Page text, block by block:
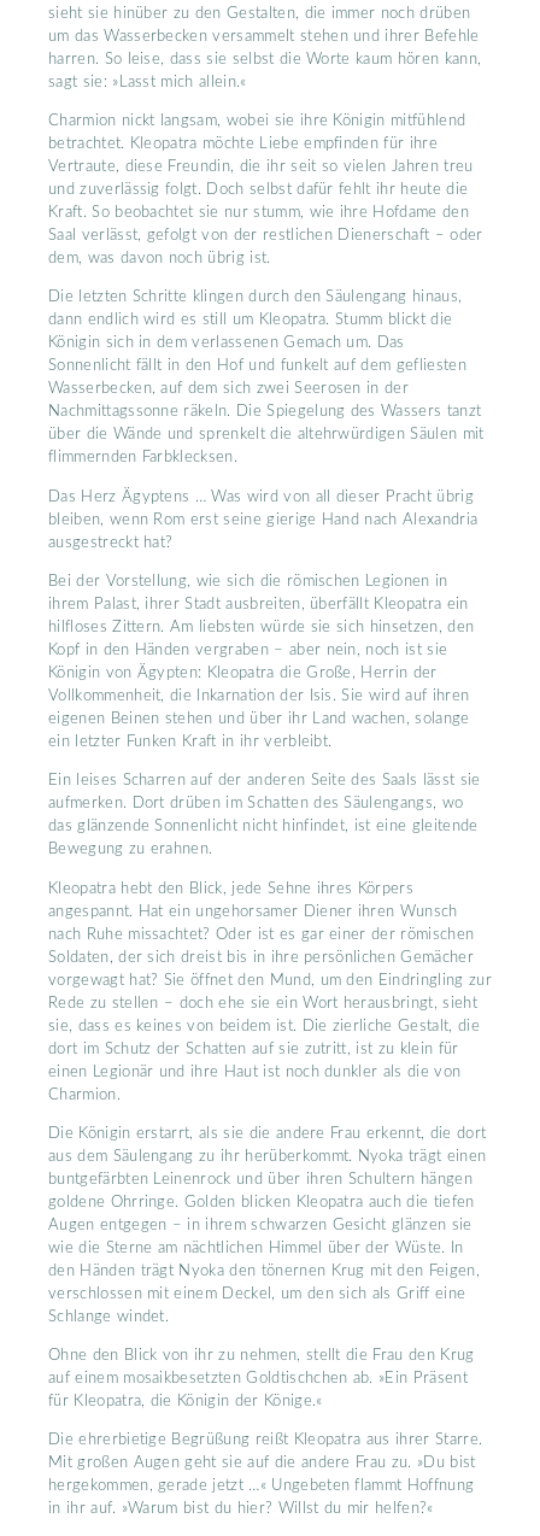
sieht sie hinüber zu den Gestalten, die immer noch drüben
um das Wasserbecken versammelt stehen und ihrer Befehle
harren. So leise, dass sie selbst die Worte kaum hören kann,
sagt sie: »Lasst mich allein.«
Charmion nickt langsam, wobei sie ihre Königin mitfühlend
betrachtet. Kleopatra möchte Liebe empfinden für ihre
Vertraute, diese Freundin, die ihr seit so vielen Jahren treu
und zuverlässig folgt. Doch selbst dafür fehlt ihr heute die
Kraft. So beobachtet sie nur stumm, wie ihre Hofdame den
Saal verlässt, gefolgt von der restlichen Dienerschaft – oder
dem, was davon noch übrig ist.
Die letzten Schritte klingen durch den Säulengang hinaus,
dann endlich wird es still um Kleopatra. Stumm blickt die
Königin sich in dem verlassenen Gemach um. Das
Sonnenlicht fällt in den Hof und funkelt auf dem gefliesten
Wasserbecken, auf dem sich zwei Seerosen in der
Nachmittagssonne räkeln. Die Spiegelung des Wassers tanzt
über die Wände und sprenkelt die altehrwürdigen Säulen mit
flimmernden Farbklecksen.
Das Herz Ägyptens … Was wird von all dieser Pracht übrig
bleiben, wenn Rom erst seine gierige Hand nach Alexandria
ausgestreckt hat?
Bei der Vorstellung, wie sich die römischen Legionen in
ihrem Palast, ihrer Stadt ausbreiten, überfällt Kleopatra ein
hilfloses Zittern. Am liebsten würde sie sich hinsetzen, den
Kopf in den Händen vergraben – aber nein, noch ist sie
Königin von Ägypten: Kleopatra die Große, Herrin der
Vollkommenheit, die Inkarnation der Isis. Sie wird auf ihren
eigenen Beinen stehen und über ihr Land wachen, solange
ein letzter Funken Kraft in ihr verbleibt.
Ein leises Scharren auf der anderen Seite des Saals lässt sie
aufmerken. Dort drüben im Schatten des Säulengangs, wo
das glänzende Sonnenlicht nicht hinfindet, ist eine gleitende
Bewegung zu erahnen.
Kleopatra hebt den Blick, jede Sehne ihres Körpers
angespannt. Hat ein ungehorsamer Diener ihren Wunsch
nach Ruhe missachtet? Oder ist es gar einer der römischen
Soldaten, der sich dreist bis in ihre persönlichen Gemächer
vorgewagt hat? Sie öffnet den Mund, um den Eindringling zur
Rede zu stellen – doch ehe sie ein Wort herausbringt, sieht
sie, dass es keines von beidem ist. Die zierliche Gestalt, die
dort im Schutz der Schatten auf sie zutritt, ist zu klein für
einen Legionär und ihre Haut ist noch dunkler als die von
Charmion.
Die Königin erstarrt, als sie die andere Frau erkennt, die dort
aus dem Säulengang zu ihr herüberkommt. Nyoka trägt einen
buntgefärbten Leinenrock und über ihren Schultern hängen
goldene Ohrringe. Golden blicken Kleopatra auch die tiefen
Augen entgegen – in ihrem schwarzen Gesicht glänzen sie
wie die Sterne am nächtlichen Himmel über der Wüste. In
den Händen trägt Nyoka den tönernen Krug mit den Feigen,
verschlossen mit einem Deckel, um den sich als Griff eine
Schlange windet.
Ohne den Blick von ihr zu nehmen, stellt die Frau den Krug
auf einem mosaikbesetzten Goldtischchen ab. »Ein Präsent
für Kleopatra, die Königin der Könige.«
Die ehrerbietige Begrüßung reißt Kleopatra aus ihrer Starre.
Mit großen Augen geht sie auf die andere Frau zu. »Du bist
hergekommen, gerade jetzt …« Ungebeten flammt Hoffnung
in ihr auf. »Warum bist du hier? Willst du mir helfen?«